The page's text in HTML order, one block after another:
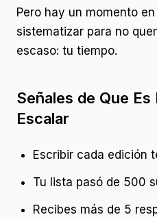
Pero hay un momento
sistematizar para no
escaso: tu tiempo.
Señales de Que
Escalar
Escribir cada edición
Tu lista pasó de 500
Recibes más de 5